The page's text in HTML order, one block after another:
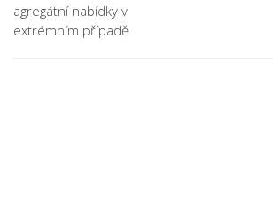
agregátní nabídky v
extrémním případě